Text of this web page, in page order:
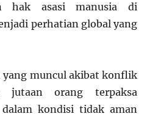
hak asasi manusia di
perhatian global yang
yang muncul akibat konflik
jutaan orang terpaksa
kondisi tidak aman